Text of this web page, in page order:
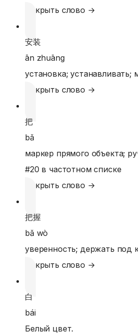
Открыть слово →
安装
ān zhuāng
установка; устанавливать;
Открыть слово →
把
bǎ
маркер прямого объекта;
#20 в частотном списке
Открыть слово →
把握
bǎ wò
уверенность; держать под
Открыть слово →
白
bái
Белый цвет.